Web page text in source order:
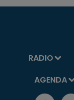
RADIO
AGENDA